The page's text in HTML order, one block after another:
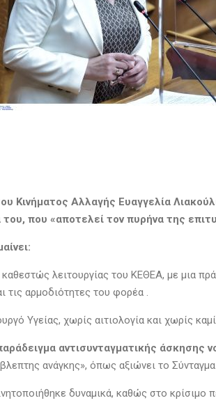
Κινήματος Αλλαγής Ευαγγελία
που «αποτελεί τον πυρήνα της
λειτουργίας του ΚΕΘΕΑ, με μια
τις αρμοδιότητες του φορέα .
Υγείας, χωρίς αιτιολογία και χωρίς
αντισυνταγματικής άσκησης
ανάγκης», όπως αξιώνει το
δυναμικά, καθώς στο κρίσιμο